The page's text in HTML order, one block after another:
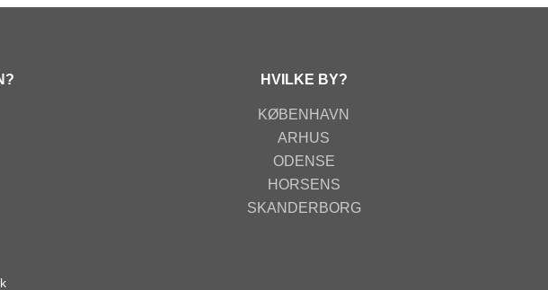
HVILKE BY?
KØBENHAVN
ARHUS
ODENSE
HORSENS
SKANDERBORG